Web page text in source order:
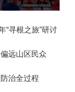
“寻根之旅”研讨
远山区民众
治全过程